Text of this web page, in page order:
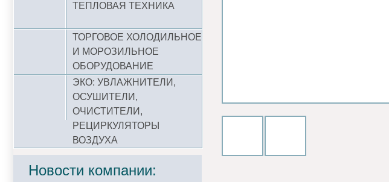
ТЕПЛОВАЯ ТЕХНИКА
ТОРГОВОЕ ХОЛОДИЛЬНОЕ
И МОРОЗИЛЬНОЕ
ОБОРУДОВАНИЕ
ЭКО: УВЛАЖНИТЕЛИ,
ОСУШИТЕЛИ,
ОЧИСТИТЕЛИ,
РЕЦИРКУЛЯТОРЫ
ВОЗДУХА
Новости компании: